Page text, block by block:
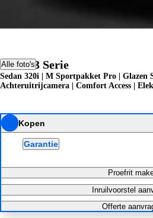
Alle foto's
BMW 3 Serie
Sedan 320i | M Sportpakket Pro | Glazen
Achteruitrijcamera | Comfort Access |
Kopen
Garantie
Proefrit
Inruilvoorstel
Offerte